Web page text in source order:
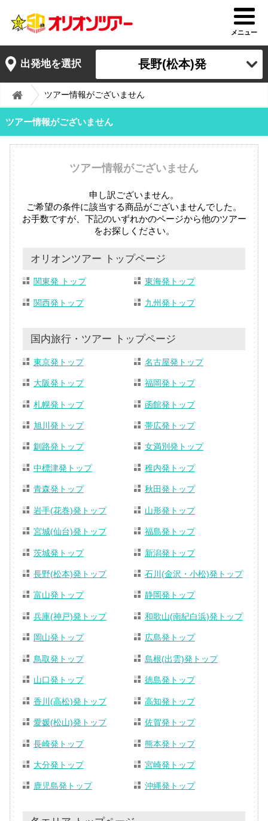
メニュー
出発地を選択 長野(松本)発
ツアー情報がございません
ツアー情報がございません
ツアー情報がございません
申し訳ございません。
ご希望の条件に該当する商品がございませんでした。
お手数ですが、下記のいずれかのページから他のツアー
をお探しください。
オリオンツアー トップページ
関東発 トップ 東海発トップ
関西発トップ 九州発トップ
国内旅行・ツアー トップページ
東京発トップ 名古屋発トップ
大阪発トップ 福岡発トップ
札幌発トップ 函館発トップ
旭川発トップ 帯広発トップ
釧路発トップ 女満別発トップ
中標津発トップ 稚内発トップ
青森発トップ 秋田発トップ
岩手(花巻)発トップ 山形発トップ
宮城(仙台)発トップ 福島発トップ
茨城発トップ 新潟発トップ
長野(松本)発トップ 石川(金沢・小松)発トップ
富山発トップ 静岡発トップ
兵庫(神戸)発トップ 和歌山(南紀白浜)発トップ
岡山発トップ 広島発トップ
鳥取発トップ 島根(出雲)発トップ
山口発トップ 徳島発トップ
香川(高松)発トップ 高知発トップ
愛媛(松山)発トップ 佐賀発トップ
長崎発トップ 熊本発トップ
大分発トップ 宮崎発トップ
鹿児島発トップ 沖縄発トップ